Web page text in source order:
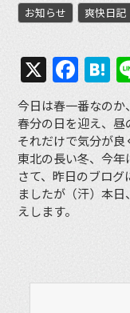
お知らせ 爽快日記
X
今日は春一番なのか
春分の日を迎え、昼
それだけで気分が良
東北の長い冬、今年
さて、昨日のブロ
ましたが（汗）本
えします。